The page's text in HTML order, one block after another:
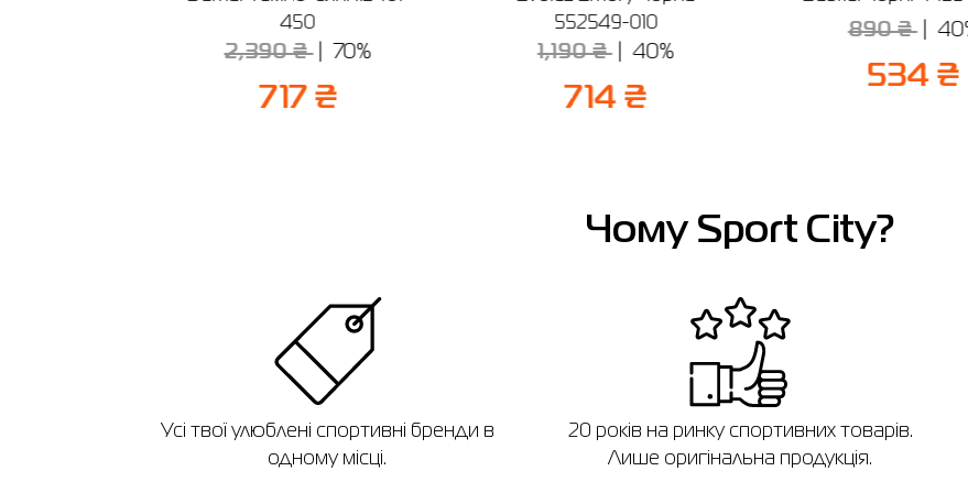
450
2,390 ₴ 70%
717 ₴
552549-010
1,190 ₴ 40%
714 ₴
890 ₴
534 ₴
Чому Sport City?
Усі твої улюблені спортивні бренди в
одному місці.
20 років на ринку спортивних товарів.
Лише оригінальна продукція.